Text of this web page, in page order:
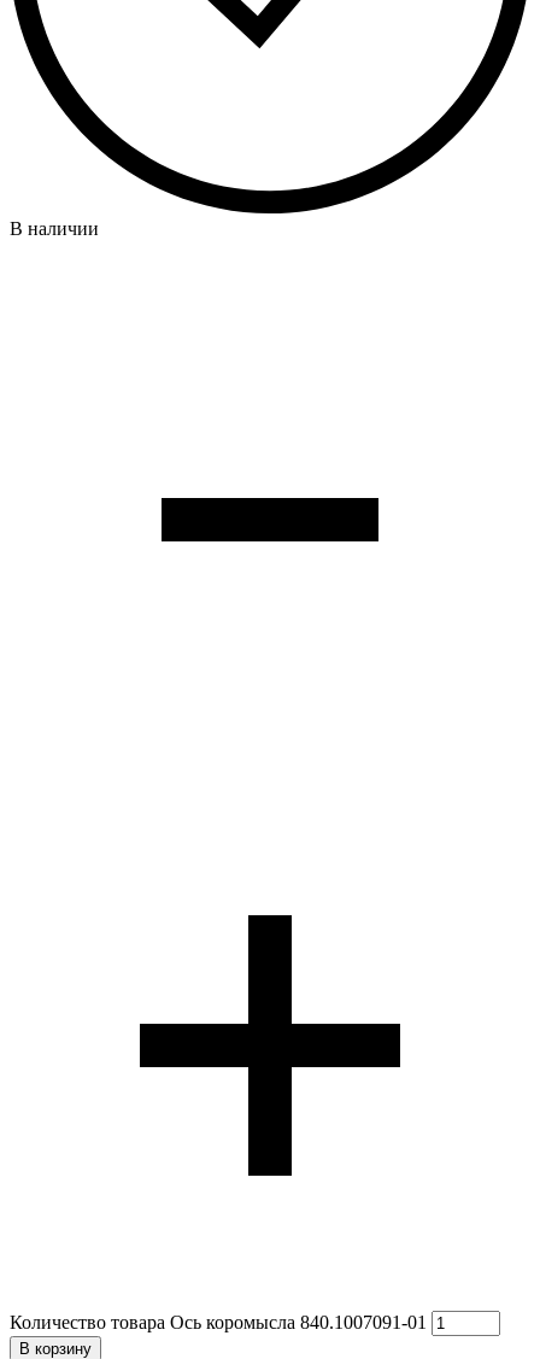
В наличии
Количество товара Ось коромысла 840.1007091-01
В корзину